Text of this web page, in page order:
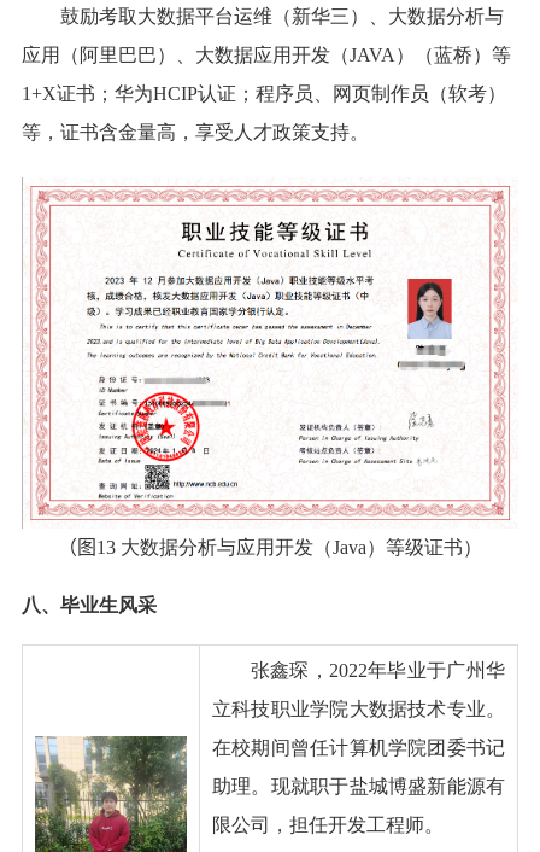
鼓励考取大数据平台运维（新华三）、大数据分析与
应用（阿里巴巴）、大数据应用开发（JAVA ）（蓝桥）等
1+X证书；华为HCIP认证；程序员、网页制作员（软考）
等，证书含金量高，享受人才政策支持。
（ 图 13 大数据分析与应用开发（Java）等级证书）
八、毕业生风采
张鑫琛， 2022年毕业于广州华
立科技职业学院大数据技术专业。
在校期间曾任计算机学院团委书记
助理。现就职于盐城博盛新能源有
限公司，担任开发工程师。